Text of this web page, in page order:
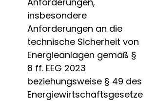
insbesondere
Anforderungen an die
technische Sicherheit von
Energieanlagen gemäß §
8 ff. EEG 2023
beziehungsweise § 49 des
Energiewirtschaftsgesetze